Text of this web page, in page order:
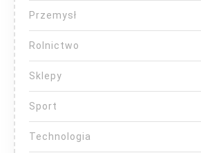
Przemysł
Rolnictwo
Sklepy
Sport
Technologia